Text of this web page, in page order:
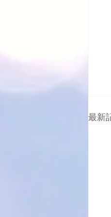
最新